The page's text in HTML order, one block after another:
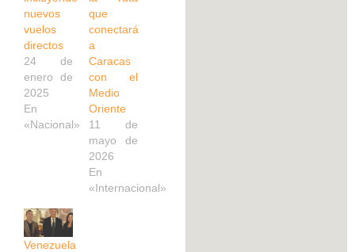
nuevos
vuelos
directos
24 de
enero de
2025
En
«Nacional»
que
conectará
a
Caracas
con el
Medio
Oriente
11 de
mayo de
2026
En
«Internacional»
Venezuela